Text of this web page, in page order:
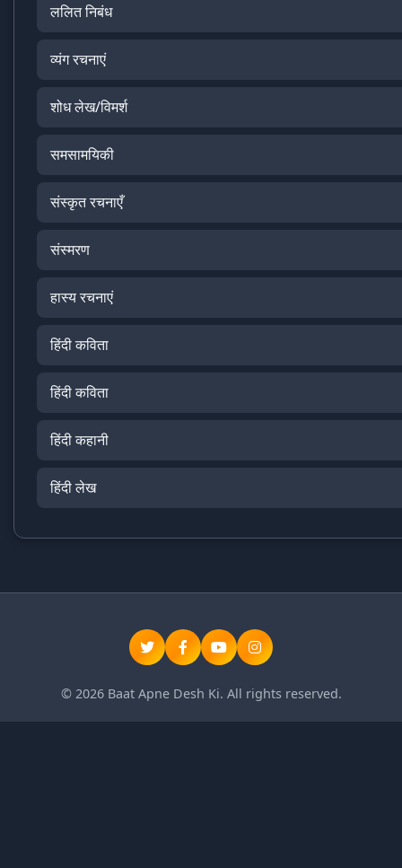
ललित निबंध
व्यंग रचनाएं
शोध लेख/विमर्श
समसामयिकी
संस्कृत रचनाएँ
संस्मरण
हास्य रचनाएं
हिंदी कविता
हिंदी कविता
हिंदी कहानी
हिंदी लेख
© 2026 Baat Apne Desh Ki. All rights reserved.